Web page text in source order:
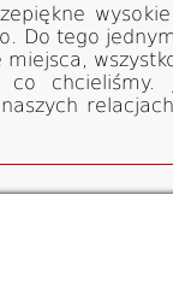
Do tego
co